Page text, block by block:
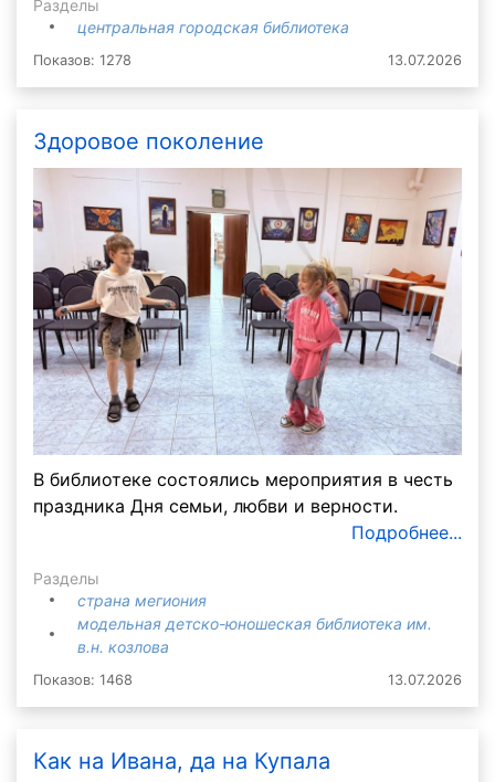
Разделы
центральная городская библиотека
Показов: 1278 13.07.2026
Здоровое поколение
В библиотеке состоялись мероприятия в честь
праздника Дня семьи, любви и верности.
Подробнее...
Разделы
страна мегиония
модельная детско-юношеская библиотека им.
в.н. козлова
Показов: 1468 13.07.2026
Как на Ивана, да на Купала